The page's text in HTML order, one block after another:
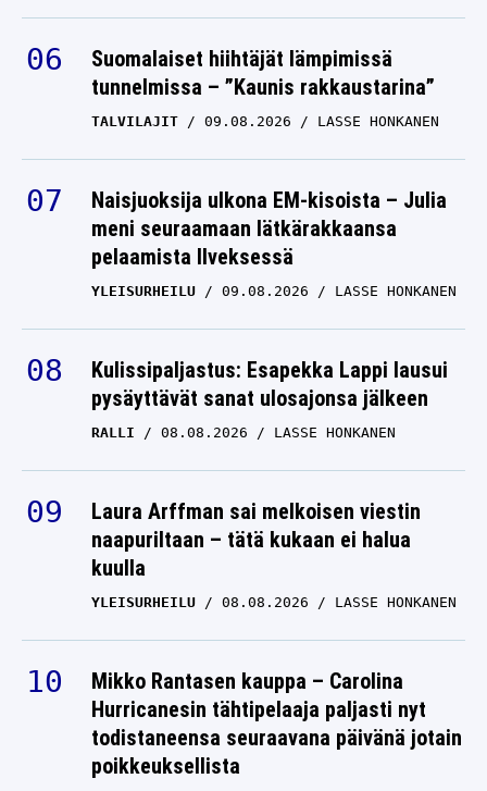
Suomalaiset hiihtäjät lämpimissä
tunnelmissa – ”Kaunis rakkaustarina”
TALVILAJIT 09.08.2026 LASSE HONKANEN
Naisjuoksija ulkona EM-kisoista – Julia
meni seuraamaan lätkärakkaansa
pelaamista Ilveksessä
YLEISURHEILU 09.08.2026 LASSE HONKANEN
Kulissipaljastus: Esapekka Lappi lausui
pysäyttävät sanat ulosajonsa jälkeen
RALLI 08.08.2026 LASSE HONKANEN
Laura Arffman sai melkoisen viestin
naapuriltaan – tätä kukaan ei halua
kuulla
YLEISURHEILU 08.08.2026 LASSE HONKANEN
Mikko Rantasen kauppa – Carolina
Hurricanesin tähtipelaaja paljasti nyt
todistaneensa seuraavana päivänä jotain
poikkeuksellista